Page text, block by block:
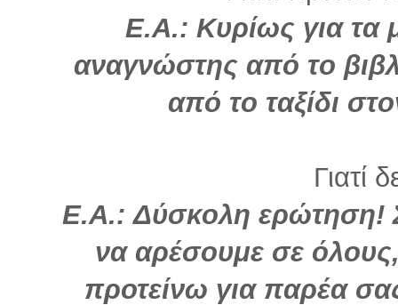
Ε.Α.: Κυρίως για τα
αναγνώστης από το
από το ταξίδι
Γιατί
Ε.Α.: Δύσκολη ερώτηση!
να αρέσουμε σε
προτείνω για παρέα